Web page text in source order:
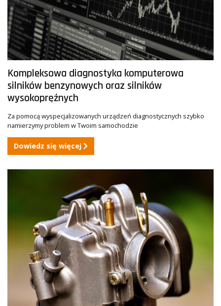
Kompleksowa diagnostyka komputerowa
silników benzynowych oraz silników
wysokoprężnych
Za pomocą wyspecjalizowanych urządzeń diagnostycznych szybko
namierzymy problem w Twoim samochodzie
Dowiedz się więcej